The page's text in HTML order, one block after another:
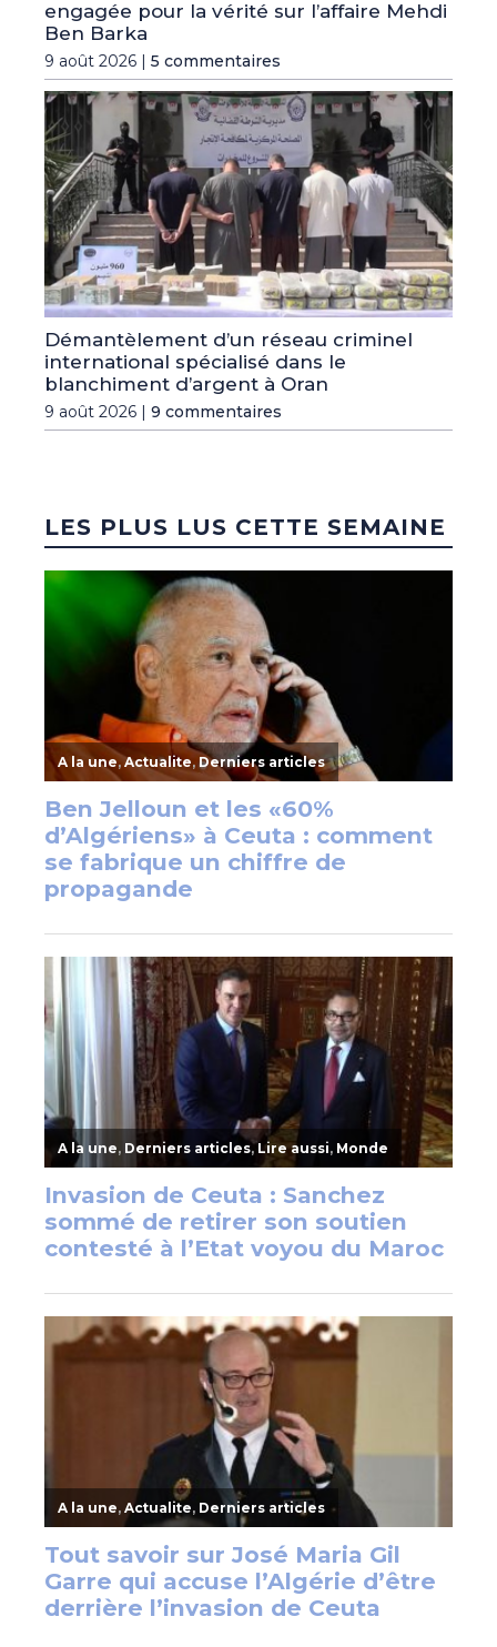
engagée pour la vérité sur l’affaire Mehdi
Ben Barka
9 août 2026 | 5 commentaires
Démantèlement d’un réseau criminel
international spécialisé dans le
blanchiment d’argent à Oran
9 août 2026 | 9 commentaires
LES PLUS LUS CETTE SEMAINE